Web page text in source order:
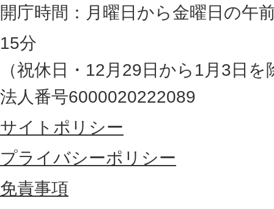
岡
県
の
最
東
部
に
位
置
開庁時間：月曜日から金曜日の午
15分
（祝休日・12月29日から1月3日を
法人番号6000020222089
サイトポリシー
プライバシーポリシー
免責事項